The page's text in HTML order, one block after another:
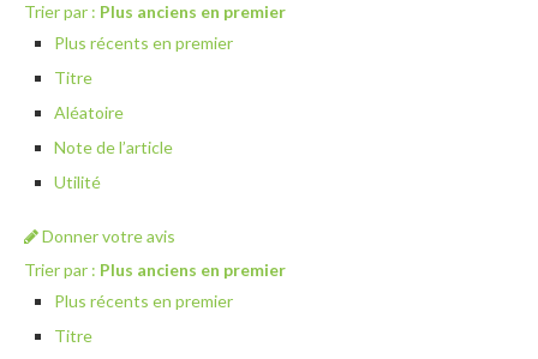
Trier par : Plus anciens en premier
Plus récents en premier
Titre
Aléatoire
Note de l’article
Utilité
Donner votre avis
Trier par : Plus anciens en premier
Plus récents en premier
Titre